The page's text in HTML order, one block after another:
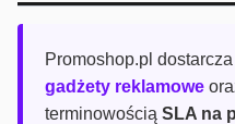
Promoshop.pl
gadżety reklamowe
terminowością SLA na